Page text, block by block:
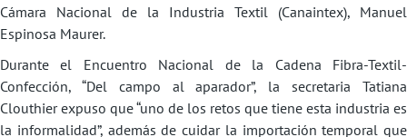
Cámara Nacional de la Industria Textil (Canaintex), Manuel
Espinosa Maurer.
Durante el Encuentro Nacional de la Cadena Fibra-Textil-
Confección, “Del campo al aparador”, la secretaria Tatiana
Clouthier expuso que “uno de los retos que tiene esta industria es
la informalidad”, además de cuidar la importación temporal que